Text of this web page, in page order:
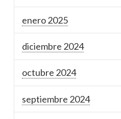
enero 2025
diciembre 2024
octubre 2024
septiembre 2024